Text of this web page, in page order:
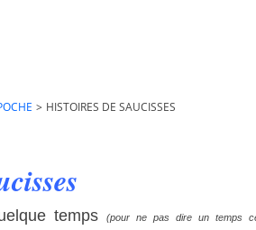
> HISTOIRES DE SAUCISSES
temps (pour ne pas dire un temps